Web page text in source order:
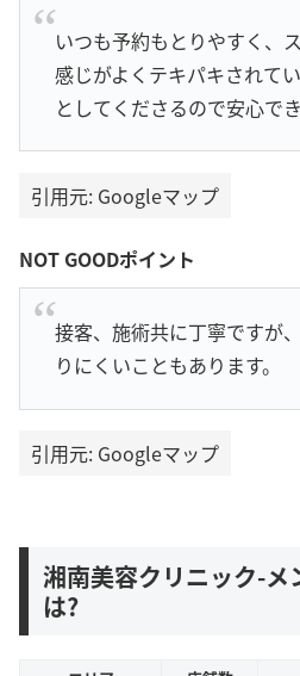
いつも予約もとりやすく、
感じがよくテキパキされて
としてくださるので安心でき
引用元: Googleマップ
NOT GOODポイント
接客、施術共に丁寧ですが
りにくいこともあります。
引用元: Googleマップ
湘南美容クリニック-メ
は?